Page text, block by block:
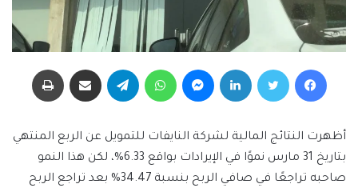
فيسبوك تويتر لينكدإن ماسنجر واتساب تيلقرام مشاركة عبر البريد
أظهرت النتائج المالية لشركة النايفات للتمويل عن الربع المنتهي
بتاريخ 31 مارس نموًا في الإيرادات بواقع 6.33%، لكن هذا النمو
صاحبه تراجعًا في صافي الربح بنسبة 34.47% بعد تراجع الربح